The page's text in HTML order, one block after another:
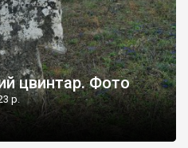
цвинтар. Фото
р.